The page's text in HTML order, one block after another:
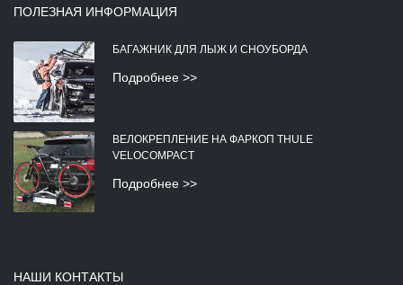
ПОЛЕЗНАЯ ИНФОРМАЦИЯ
БАГАЖНИК ДЛЯ ЛЫЖ И СНОУБОРДА
Подробнее >>
ВЕЛОКРЕПЛЕНИЕ НА ФАРКОП THULE
VELOCOMPACT
Подробнее >>
НАШИ КОНТАКТЫ